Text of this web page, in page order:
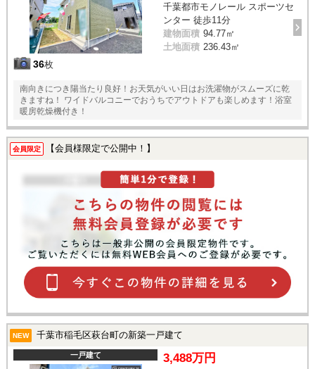
36枚
千葉都市モノレール スポーツセ
ンター 徒歩11分
建物面積 94.77㎡
土地面積 236.43㎡
南向きにつき陽当たり良好！お天気がいい日はお洗濯物がスムーズに乾
きますね！ ワイドバルコニーでおうちでアウトドアも楽しめます！浴室
暖房乾燥機付き！
会員限定 【会員様限定で公開中！】
NEW 千葉市稲毛区萩台町の新築一戸建て
一戸建て 3,488万円